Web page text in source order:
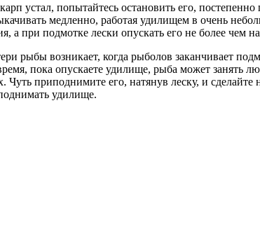
устал, попытайтесь остановить его,
медленно, работая удилищем в очень
а при подмотке лески опускать его не более чем
рыбы возникает, когда рыболов заканчивает
пока опускаете удилище, рыба может занять
Чуть приподнимите его, натянув леску, и
удилище.